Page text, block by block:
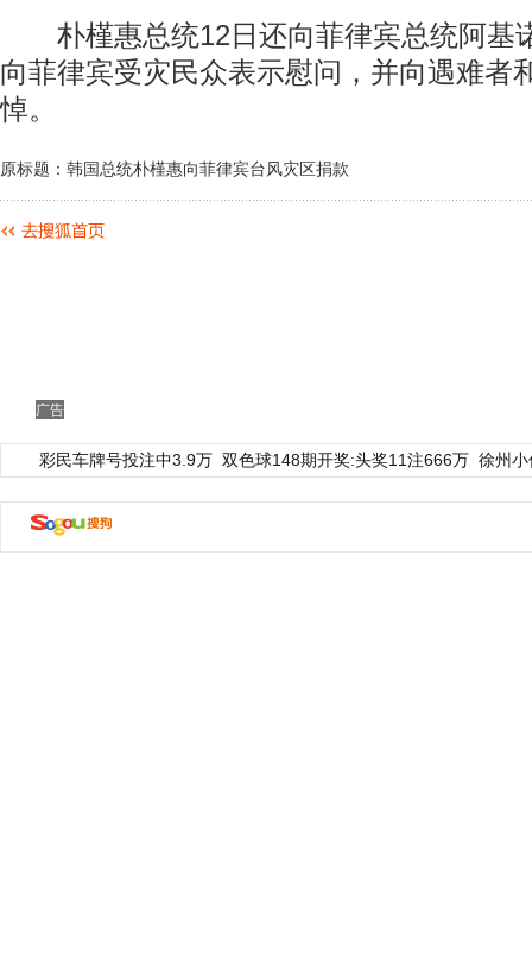
朴槿惠总统12日还向菲律宾总统阿基
向菲律宾受灾民众表示慰问，并向遇难者
悼。
原标题：韩国总统朴槿惠向菲律宾台风灾区捐款
广告
彩民车牌号投注中3.9万 双色球148期开奖:头奖11注666万 徐州